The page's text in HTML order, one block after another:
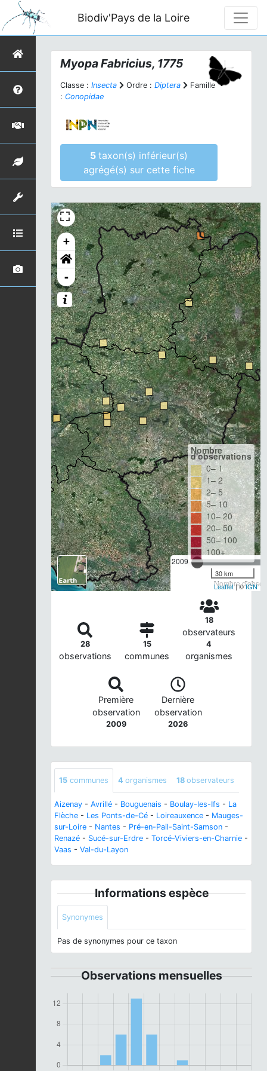
Biodiv'Pays de la Loire
MyopaFabricius, 1775
Classe : Insecta Ordre : Diptera
Famille
: Conopidae
5taxon(s) inférieur(s)
agrégé(s) sur cette fiche
+
-
2009
Nombre
Nombre
d'observations
0– 1
1– 2
2– 5
5– 10
10– 20
20– 50
50– 100
100+
30 km
Leaflet| ©IGN
28
observations
15
communes
18
observateurs
4
organismes
Première
observation
2009
Dernière
observation
2026
15 communes 4 organismes 18 observateurs
Aizenay - Avrillé - Bouguenais - Boulay-les-Ifs - La
Flèche - Les Ponts-de-Cé - Loireauxence - Mauges-
sur-Loire - Nantes - Pré-en-Pail-Saint-Samson -
Renazé - Sucé-sur-Erdre - Torcé-Viviers-en-Charnie -
Vaas - Val-du-Layon
Informations espèce
Synonymes
Pas de synonymes pour ce taxon
Observations mensuelles